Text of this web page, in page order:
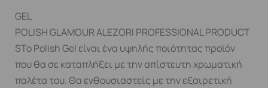
GEL
POLISH GLAMOUR ALEZORI PROFESSIONAL PRODUCT
SΤο Polish Gel είναι ένα υψηλής ποιότητας προϊόν
που θα σε καταπλήξει με την απίστευτη χρωματική
παλέτα του. Θα ενθουσιαστείς με την εξαιρετική